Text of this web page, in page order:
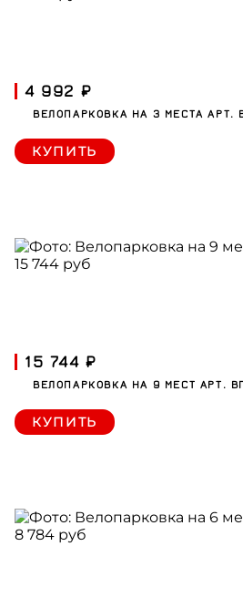
4 992 ₽
ВЕЛОПАРКОВКА НА 3 МЕСТА АРТ.
КУПИТЬ
15 744 ₽
ВЕЛОПАРКОВКА НА 9 МЕСТ АРТ.
КУПИТЬ